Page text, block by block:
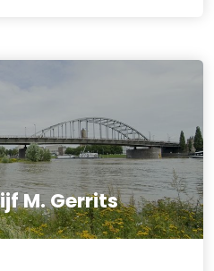
M. Gerrits